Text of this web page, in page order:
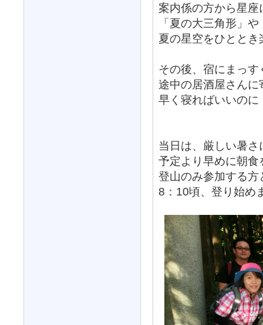
案内係の方から星
「夏の大三角形」
夏の星空をひととき
その後、宿にまっす
途中の居酒屋さんに
早く寝ればいいのに
当日は、厳しい暑
予定より早めに朝
登山のみ参加する方
8：10頃、登り始め